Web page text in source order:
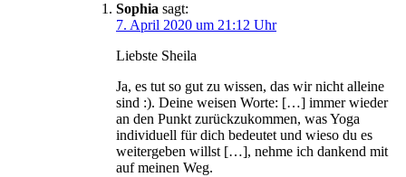
Sophia sagt:
7. April 2020 um 21:12 Uhr
Liebste Sheila
Ja, es tut so gut zu wissen, das wir nicht alleine
sind :). Deine weisen Worte: […] immer wieder
an den Punkt zurückzukommen, was Yoga
individuell für dich bedeutet und wieso du es
weitergeben willst […], nehme ich dankend mit
auf meinen Weg.